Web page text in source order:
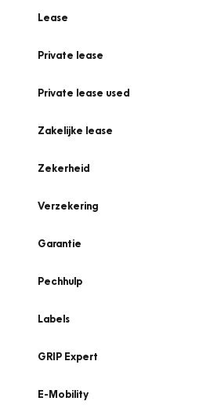
Lease
Private lease
Private lease used
Zakelijke lease
Zekerheid
Verzekering
Garantie
Pechhulp
Labels
GRIP Expert
E-Mobility